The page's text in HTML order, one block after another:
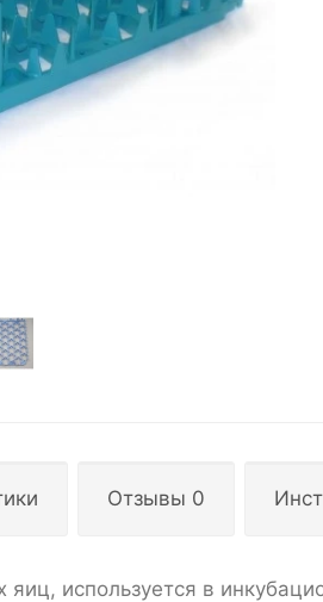
Отзывы 0
используется в